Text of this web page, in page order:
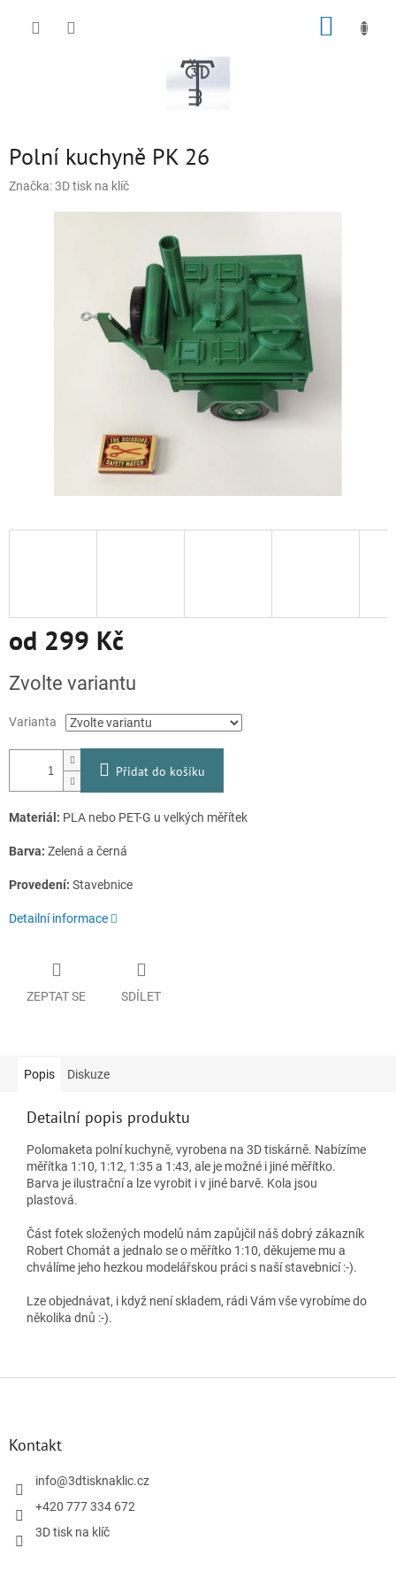
Polní kuchyně PK 26
Značka:3D tisk na klíč
od 299 Kč
cena:
Zvolte variantu
Varianta
Přidat do košíku
Materiál: PLA nebo PET-G u velkých měřítek
Barva: Zelená a černá
Provedení: Stavebnice
Detailní informace
ZEPTAT SE SDÍLET
Popis Diskuze
Detailní popis produktu
Polomaketa polní kuchyně, vyrobena na 3D tiskárně. Nabízíme
měřítka 1:10, 1:12, 1:35 a 1:43, ale je možné i jiné měřítko.
Barva je ilustrační a lze vyrobit i v jiné barvě. Kola jsou
plastová.
Část fotek složených modelů nám zapůjčil náš dobrý zákazník
Robert Chomát a jednalo se o měřítko 1:10, děkujeme mu a
chválíme jeho hezkou modelářskou práci s naší stavebnicí :-).
Lze objednávat, i když není skladem, rádi Vám vše vyrobíme do
několika dnů :-).
Z
Kontakt
info@3dtisknaklic.cz
+420 777 334 672
3D tisk na klíč